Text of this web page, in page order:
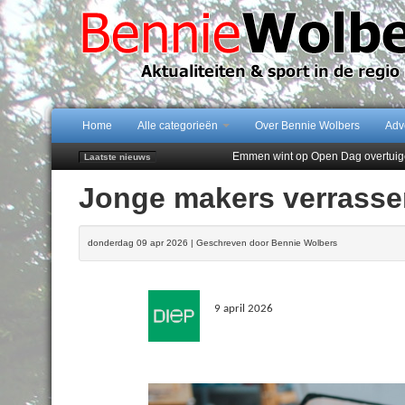
Home Alle categorieën Over Bennie Wolbers
Laatste nieuws
Emmen wint op Open Dag
Jubileumfeest 35 jaar De Amer
Hunzeloopwandeltocht keert op
102 kaarsen voor eeuwling Mieke
Jonge makers
donderdag 09 apr 2026 | Geschreven door Bennie Wolbers
9 april 2026